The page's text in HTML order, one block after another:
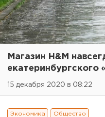
Магазин H&M
екатеринбургского
15 декабря 2020 в 08:22
Экономика Общество